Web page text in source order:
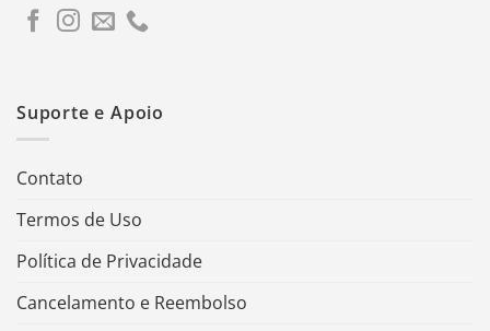
Suporte e Apoio
Contato
Termos de Uso
Política de Privacidade
Cancelamento e Reembolso